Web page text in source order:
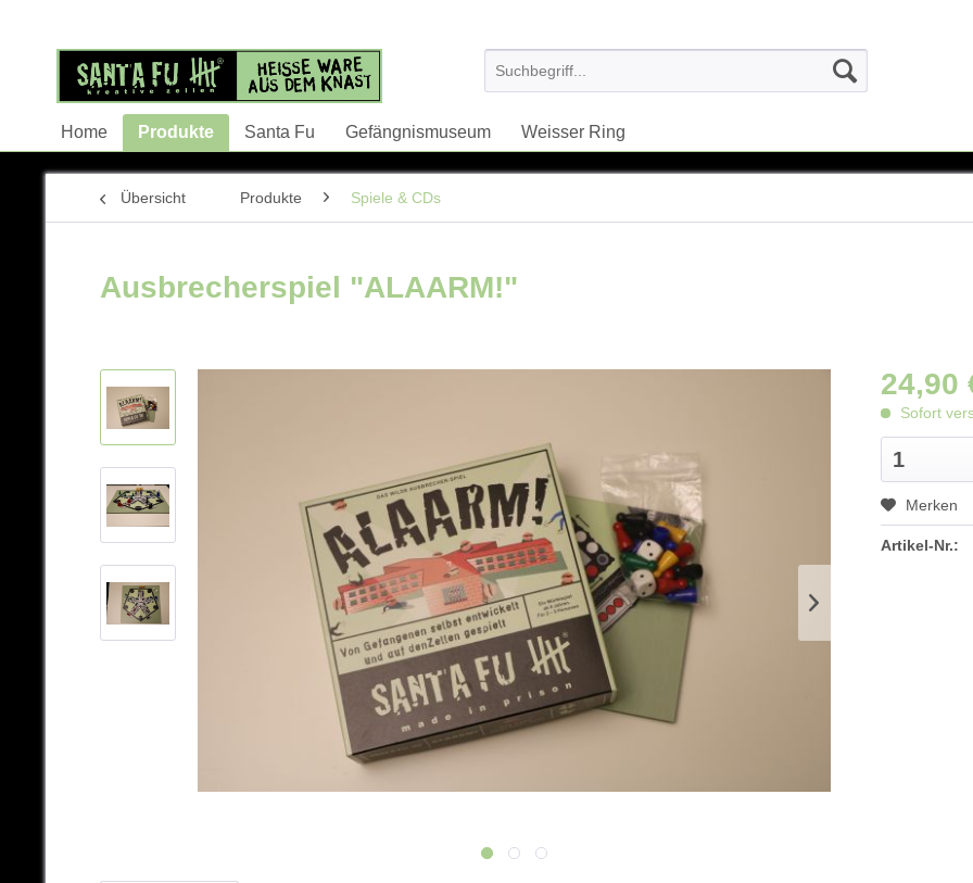
Home Produkte Santa Fu Gefängnismuseum Weisser Ring
Übersicht Produkte Spiele & CDs
Ausbrecherspiel "ALAARM!"
24,90
Sofort
Merken
Artikel-Nr.: